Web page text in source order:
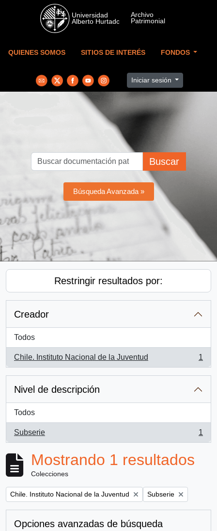
Skip to main content
QUIENES SOMOS SITIOS DE INTERÉS FONDOS
Iniciar sesión
Buscar
Búsqueda Avanzada »
Restringir resultados por:
Creador
Todos
Chile. Instituto Nacional de la Juventud
, 1 resultados
1
Nivel de descripción
Todos
Subserie
, 1 resultados
1
Mostrando 1 resultados
Colecciones
Remove filter:
Chile. Instituto Nacional de la Juventud Remove filter:
Subserie
Opciones avanzadas de búsqueda